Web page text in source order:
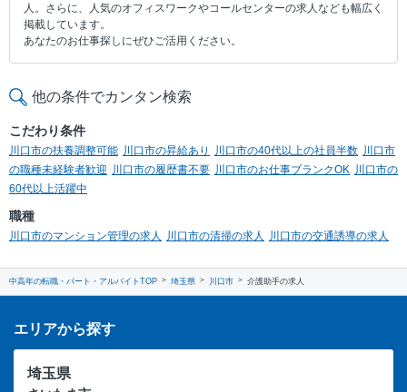
人。さらに、人気のオフィスワークやコールセンターの求人なども幅広く
掲載しています。
あなたのお仕事探しにぜひご活用ください。
他の条件でカンタン検索
こだわり条件
川口市の扶養調整可能 川口市の昇給あり 川口市の40代以上の社員半数 川口市
の職種未経験者歓迎 川口市の履歴書不要 川口市のお仕事ブランクOK 川口市の
60代以上活躍中
職種
川口市のマンション管理の求人 川口市の清掃の求人 川口市の交通誘導の求人
中高年の転職・パート・アルバイトTOP 埼玉県 川口市 介護助手の求人
エリアから探す
埼玉県